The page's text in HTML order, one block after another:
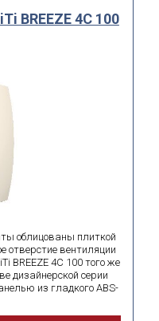
BREEZE 4C 100
облицованы плиткой
отверстие вентиляции
BREEZE 4C 100 того же
дизайнерской серии
из гладкого ABS-